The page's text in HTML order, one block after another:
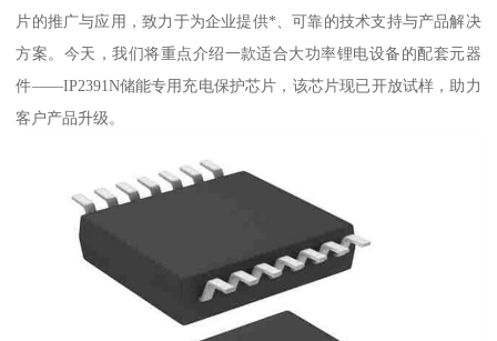
片的推广与应用，致力于为企业提供*、可靠的技术支持与产品解决
方案。今天，我们将重点介绍一款适合大功率锂电设备的配套元器
件——IP2391N储能专用充电保护芯片，该芯片现已开放试样，助力
客户产品升级。